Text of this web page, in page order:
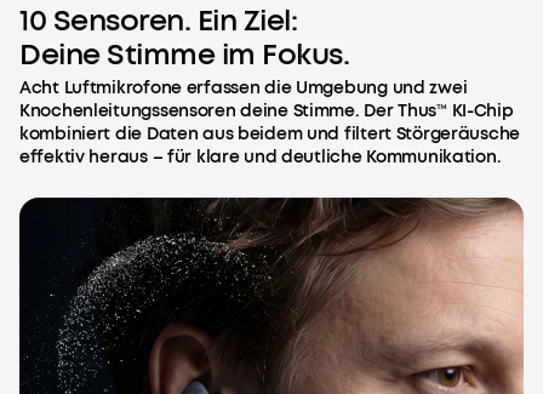
10 Sensoren. Ein Ziel:
Deine Stimme im Fokus.
Acht Luftmikrofone erfassen die Umgebung und zwei
Knochenleitungssensoren deine Stimme. Der Thus™ KI-Chip
kombiniert die Daten aus beidem und filtert Störgeräusche
effektiv heraus – für klare und deutliche Kommunikation.